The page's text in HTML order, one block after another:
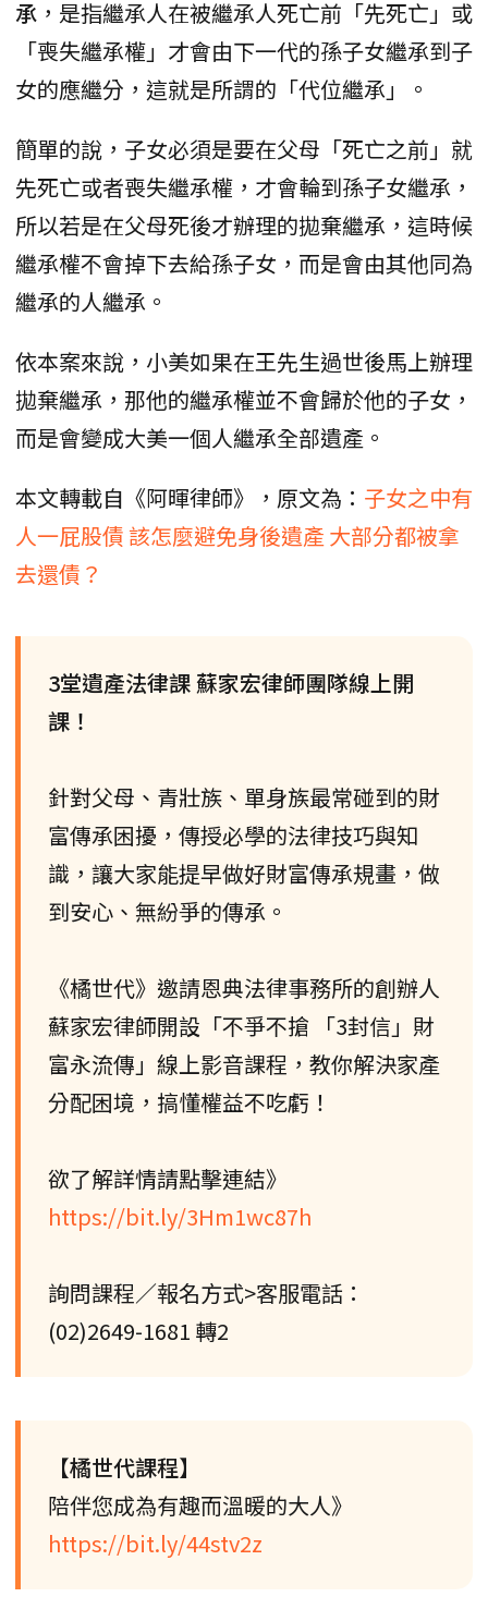
承 ，是指繼承人在被繼承人死亡前「先死亡」或
「喪失繼承權」才會由下一代的孫子女繼承到子
女的應繼分，這就是所謂的「代位繼承」。
簡單的說，子女必須是要在父母「死亡之前」就
先死亡或者喪失繼承權，才會輪到孫子女繼承，
所以若是在父母死後才辦理的拋棄繼承，這時候
繼承權不會掉下去給孫子女，而是會由其他同為
繼承的人繼承。
依本案來說，小美如果在王先生過世後馬上辦理
拋棄繼承，那他的繼承權並不會歸於他的子女，
而是會變成大美一個人繼承全部遺產。
本文轉載自《阿暉律師》，原文為： 子女之中有
人一屁股債 該怎麼避免身後遺產 大部分都被拿
去還債？
3堂遺產法律課 蘇家宏律師團隊線上開
課！
針對父母、青壯族、單身族最常碰到的財
富傳承困擾，傳授必學的法律技巧與知
識，讓大家能提早做好財富傳承規畫，做
到安心、無紛爭的傳承。
《橘世代》邀請恩典法律事務所的創辦人
蘇家宏律師開設「不爭不搶 「3封信」財
富永流傳」線上影音課程，教你解決家產
分配困境，搞懂權益不吃虧！
欲了解詳情請點擊連結》
https://bit.ly/3Hm1wc87h
詢問課程／報名方式>客服電話：
(02)2649-1681 轉2
【橘世代課程】
陪伴您成為有趣而溫暖的大人》
https://bit.ly/44stv2z